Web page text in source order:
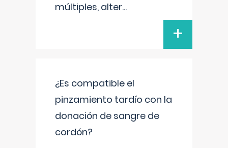
múltiples, alter...
+
¿Es compatible el
pinzamiento tardío con la
donación de sangre de
cordón?